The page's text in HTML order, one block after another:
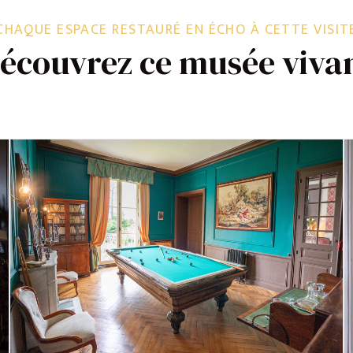
ce musée
ESPACE RESTAURÉ EN ÉCHO À CETTE